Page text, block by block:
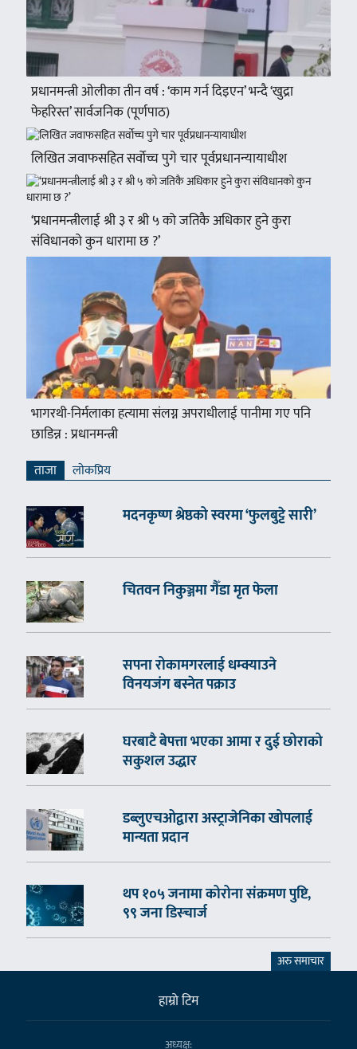
प्रधानमन्त्री ओलीका तीन वर्ष : ‘काम गर्न दिइएन’ भन्दै ‘खुद्रा
फेहरिस्त’ सार्वजनिक (पूर्णपाठ)
लिखित जवाफसहित सर्वोच्च पुगे चार पूर्वप्रधानन्यायाधीश
‘प्रधानमन्त्रीलाई श्री ३ र श्री ५ को जतिकै अधिकार हुने कुरा
संविधानको कुन धारामा छ ?’
भागरथी-निर्मलाका हत्यामा संलग्न अपराधीलाई पानीमा गए पनि
छाडिन्न : प्रधानमन्त्री
ताजा लाेकप्रिय
मदनकृष्ण श्रेष्ठको स्वरमा ‘फुलबुट्टे सारी’
चितवन निकुञ्जमा गैँडा मृत फेला
सपना रोकामगरलाई धम्क्याउने
विनयजंग बस्नेत पक्राउ
घरबाटै बेपत्ता भएका आमा र दुई छोराको
सकुशल उद्धार
डब्लुएचओद्वारा अस्ट्राजेनिका खोपलाई
मान्यता प्रदान
थप १०५ जनामा कोरोना संक्रमण पुष्टि,
९९ जना डिस्चार्ज
अरु समाचार
हाम्राे टिम
अध्यक्ष: